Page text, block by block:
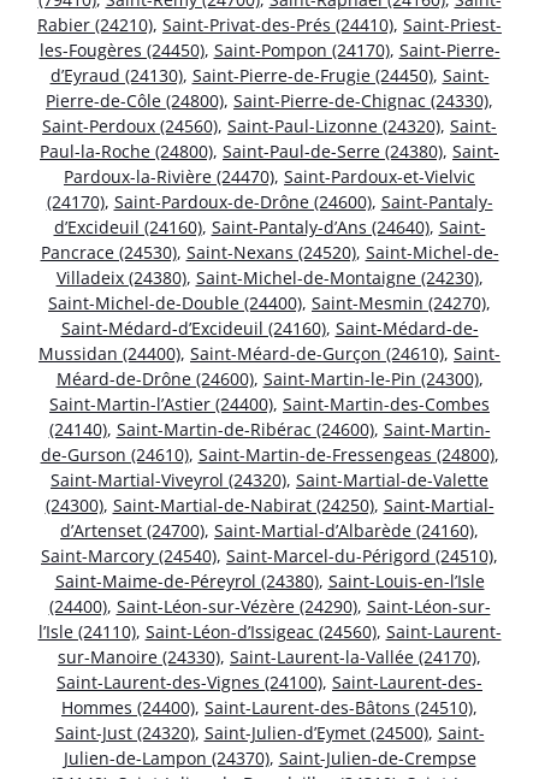
Rabier (24210), Saint-Privat-des-Prés (24410), Saint-Priest-
les-Fougères (24450), Saint-Pompon (24170), Saint-Pierre-
d’Eyraud (24130), Saint-Pierre-de-Frugie (24450), Saint-
Pierre-de-Côle (24800), Saint-Pierre-de-Chignac (24330),
Saint-Perdoux (24560), Saint-Paul-Lizonne (24320), Saint-
Paul-la-Roche (24800), Saint-Paul-de-Serre (24380), Saint-
Pardoux-la-Rivière (24470), Saint-Pardoux-et-Vielvic
(24170), Saint-Pardoux-de-Drône (24600), Saint-Pantaly-
d’Excideuil (24160), Saint-Pantaly-d’Ans (24640), Saint-
Pancrace (24530), Saint-Nexans (24520), Saint-Michel-de-
Villadeix (24380), Saint-Michel-de-Montaigne (24230),
Saint-Michel-de-Double (24400), Saint-Mesmin (24270),
Saint-Médard-d’Excideuil (24160), Saint-Médard-de-
Mussidan (24400), Saint-Méard-de-Gurçon (24610), Saint-
Méard-de-Drône (24600), Saint-Martin-le-Pin (24300),
Saint-Martin-l’Astier (24400), Saint-Martin-des-Combes
(24140), Saint-Martin-de-Ribérac (24600), Saint-Martin-
de-Gurson (24610), Saint-Martin-de-Fressengeas (24800),
Saint-Martial-Viveyrol (24320), Saint-Martial-de-Valette
(24300), Saint-Martial-de-Nabirat (24250), Saint-Martial-
d’Artenset (24700), Saint-Martial-d’Albarède (24160),
Saint-Marcory (24540), Saint-Marcel-du-Périgord (24510),
Saint-Maime-de-Péreyrol (24380), Saint-Louis-en-l’Isle
(24400), Saint-Léon-sur-Vézère (24290), Saint-Léon-sur-
l’Isle (24110), Saint-Léon-d’Issigeac (24560), Saint-Laurent-
sur-Manoire (24330), Saint-Laurent-la-Vallée (24170),
Saint-Laurent-des-Vignes (24100), Saint-Laurent-des-
Hommes (24400), Saint-Laurent-des-Bâtons (24510),
Saint-Just (24320), Saint-Julien-d’Eymet (24500), Saint-
Julien-de-Lampon (24370), Saint-Julien-de-Crempse